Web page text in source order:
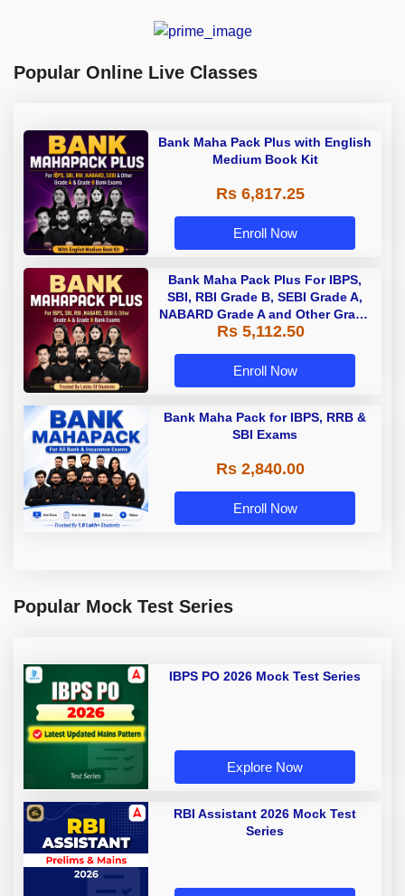
Popular Online Live Classes
Bank Maha Pack Plus with English
Medium Book Kit
Rs 6,817.25
Enroll Now
Bank Maha Pack Plus For IBPS,
SBI, RBI Grade B, SEBI Grade A,
NABARD Grade A and Other Grade
A & Grade B Bank Exams
Rs 5,112.50
Enroll Now
Bank Maha Pack for IBPS, RRB &
SBI Exams
Rs 2,840.00
Enroll Now
Popular Mock Test Series
IBPS PO 2026 Mock Test Series
Explore Now
RBI Assistant 2026 Mock Test
Series